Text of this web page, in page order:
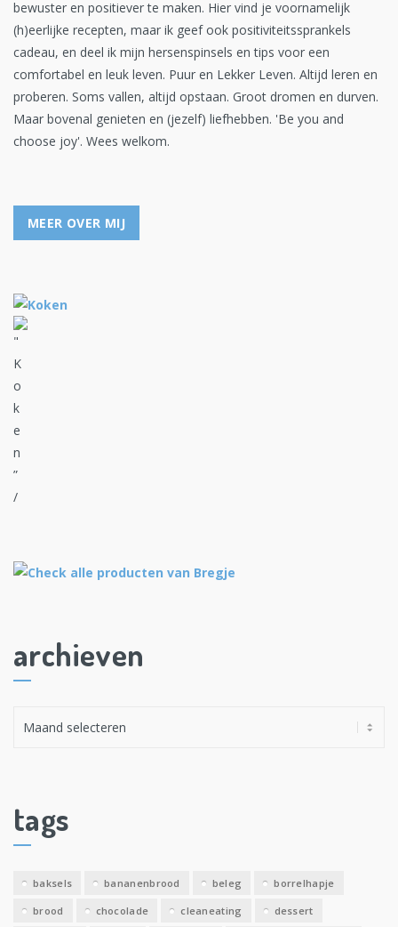
bewuster en positiever te maken. Hier vind je voornamelijk
(h)eerlijke recepten, maar ik geef ook positiviteitssprankels
cadeau, en deel ik mijn hersenspinsels en tips voor een
comfortabel en leuk leven. Puur en Lekker Leven. Altijd leren en
proberen. Soms vallen, altijd opstaan. Groot dromen en durven.
Maar bovenal genieten en (jezelf) liefhebben. 'Be you and
choose joy'. Wees welkom.
MEER OVER MIJ
archieven
e
v
tags
baksels bananenbrood beleg borrelhapje
brood chocolade cleaneating dessert